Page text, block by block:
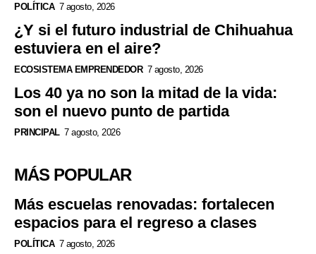
POLÍTICA 7 agosto, 2026
¿Y si el futuro industrial de Chihuahua
estuviera en el aire?
ECOSISTEMA EMPRENDEDOR 7 agosto, 2026
Los 40 ya no son la mitad de la vida:
son el nuevo punto de partida
PRINCIPAL 7 agosto, 2026
MÁS POPULAR
Más escuelas renovadas: fortalecen
espacios para el regreso a clases
POLÍTICA 7 agosto, 2026